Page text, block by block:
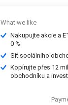
What we like
Nakupujte akcie a
0 %
Síť sociálního
Kopírujte přes 12
obchodníku a